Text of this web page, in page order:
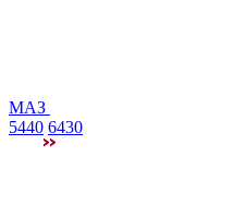
МАЗ
5440 6430